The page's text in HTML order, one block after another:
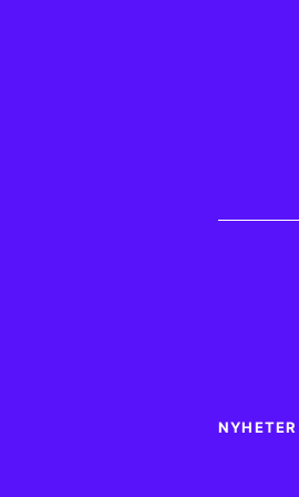
NYHETER